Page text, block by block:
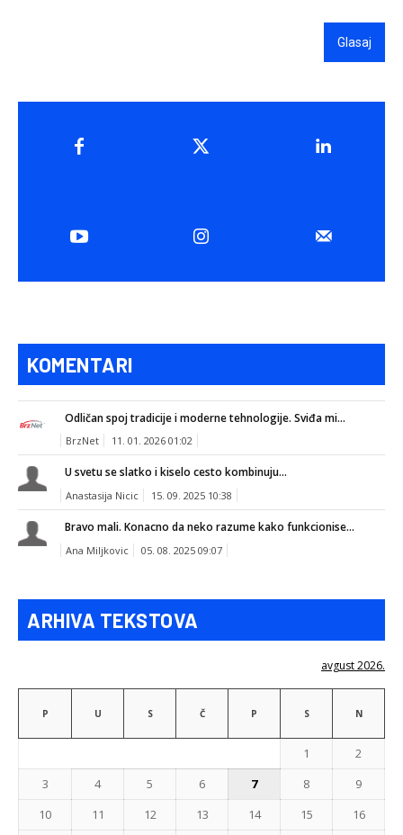
Glasaj
KOMENTARI
Odličan spoj tradicije i moderne tehnologije. Sviđa mi...
BrzNet 11. 01. 2026 01:02
U svetu se slatko i kiselo cesto kombinuju...
Anastasija Nicic 15. 09. 2025 10:38
Bravo mali. Konacno da neko razume kako funkcionise...
Ana Miljkovic 05. 08. 2025 09:07
ARHIVA TEKSTOVA
avgust 2026.
P U S Č P S N
1
2
3
4 5 6 7 8
9
10
11 12 13 14 15
16